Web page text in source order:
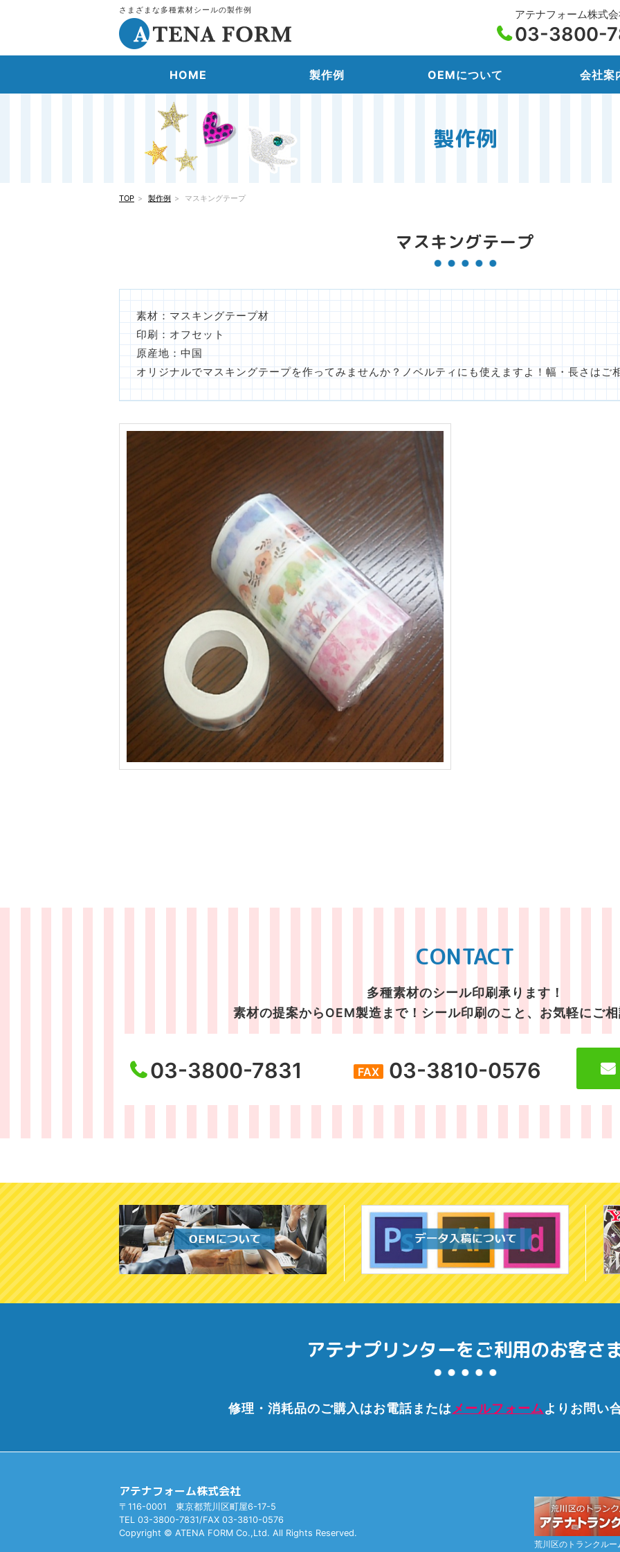
さまざまな多種素材シールの製作例 アテナフォーム株式
03-3800-
HOME 製作例 OEMについて 会社案
製作例
TOP 製作例 マスキングテープ
マスキングテープ
素材：マスキングテープ材
印刷：オフセット
原産地：中国
オリジナルでマスキングテープを作ってみませんか？ノベルティにも使えますよ！幅・長さはご
CONTACT
多種素材のシール印刷承ります！
素材の提案からOEM製造まで！ シール印刷のこと、お気軽にご相
03-3800-7831 FAX 03-3810-0576
アテナプリンターをご利用のお客さ
修理・消耗品のご購入はお電話またはメールフォームよりお問い
アテナフォーム株式会社
〒116-0001 東京都荒川区町屋6-17-5
TEL 03-3800-7831/FAX 03-3810-0576
Copyright © ATENA FORM Co.,Ltd. All Rights Reserved.
荒川区のトランクルー